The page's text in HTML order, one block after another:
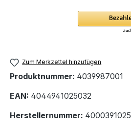
Zum Merkzettel hinzufügen
Produktnummer: 4039987001
EAN: 4044941025032
Herstellernummer: 4000391025